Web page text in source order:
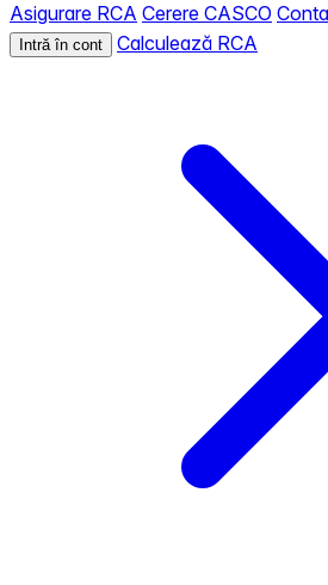
Asigurare RCA Cerere CASCO
Intră în cont Calculează RCA